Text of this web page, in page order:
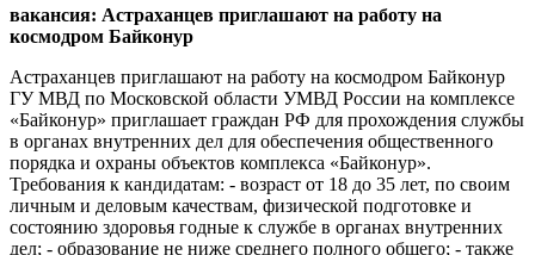
вакансия: Астраханцев приглашают на работу на
космодром Байконур
Астраханцев приглашают на работу на космодром Байконур
ГУ МВД по Московской области УМВД России на комплексе
«Байконур» приглашает граждан РФ для прохождения службы
в органах внутренних дел для обеспечения общественного
порядка и охраны объектов комплекса «Байконур».
Требования к кандидатам: - возраст от 18 до 35 лет, по своим
личным и деловым качествам, физической подготовке и
состоянию здоровья годные к службе в органах внутренних
дел; - образование не ниже среднего полного общего; - также